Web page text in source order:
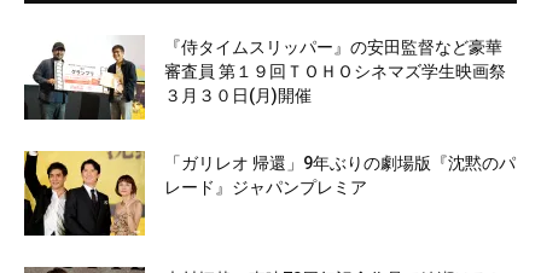
『侍タイムスリッパー』の安田監督など豪華
審査員 第１９回ＴＯＨＯシネマズ学生映画祭
３月３０日(月)開催
「ガリレオ 帰還」9年ぶりの劇場版『沈黙のパ
レード』ジャパンプレミア